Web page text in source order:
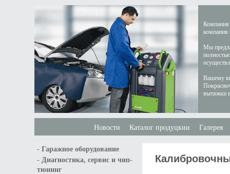
Компания
компания
Мы
Вашему
вытяжки
Новости Каталог продуцкии Галерея
- Гаражное оборудование
- Диагностика, сервис и чип-
тюнинг